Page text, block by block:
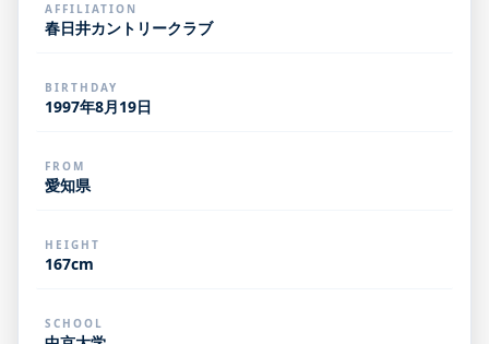
AFFILIATION
春日井カントリークラブ
BIRTHDAY
1997年8月19日
FROM
愛知県
HEIGHT
167cm
SCHOOL